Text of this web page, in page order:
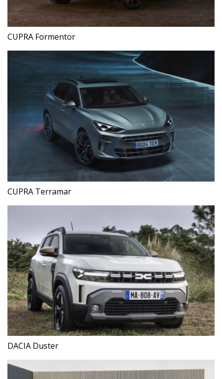
CUPRA Formentor
CUPRA Terramar
DACIA Duster